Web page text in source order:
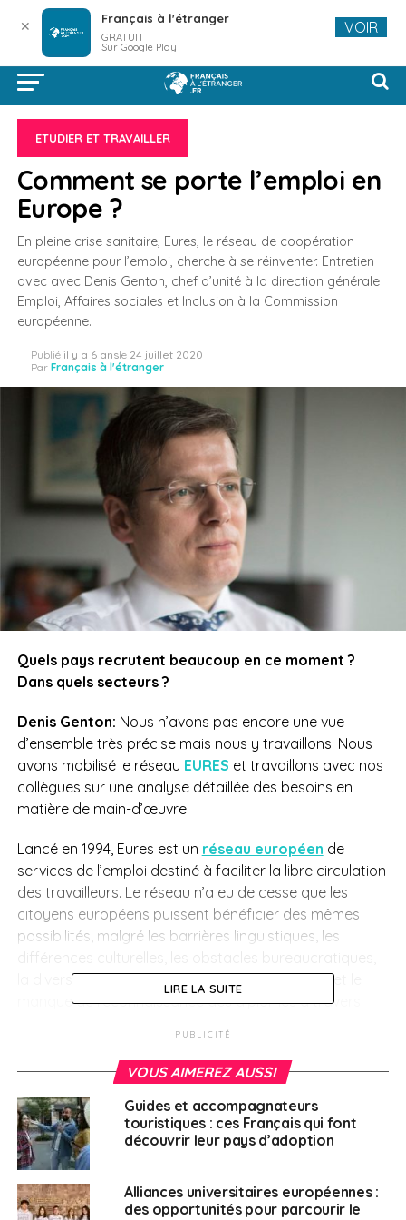
ETUDIER ET TRAVAILLER
Comment se porte l’emploi en
Europe ?
En pleine crise sanitaire, Eures, le réseau de coopération
européenne pour l’emploi, cherche à se réinventer. Entretien
avec avec Denis Genton, chef d’unité à la direction générale
Emploi, Affaires sociales et Inclusion à la Commission
européenne.
Publié il y a 6 ansle 24 juillet 2020
Par Français à l'étranger
Quels pays recrutent beaucoup en ce moment ?
Dans quels secteurs ?
Denis Genton: Nous n’avons pas encore une vue
d’ensemble très précise mais nous y travaillons. Nous
avons mobilisé le réseau EURES et travaillons avec nos
collègues sur une analyse détaillée des besoins en
matière de main-d’œuvre.
Lancé en 1994, Eures est un réseau européen de
services de l’emploi destiné à faciliter la libre circulation
des travailleurs. Le réseau n’a eu de cesse que les
citoyens européens puissent bénéficier des mêmes
possibilités, malgré les barrières linguistiques, les
la diversité des législations en matière d’emploi et le
manque de reconnaissance des diplômes à travers
Le coronavirus ne devrait pas changer
fondamentalement la donne : d’un côté les pays hôtes,
l’Allemagne, le Royaume Uni, l’Espagne, l’Italie et la
France, qui accueillent trois quarts des travailleurs
européens « mobiles », et de l’autre côté les pays
d’origine, la Roumanie, la Pologne, le Portugal, la
Bulgarie et l’Italie, d’où sont issusplus de 50%des
travailleurs « mobiles ». Les secteurs porteurs devraient
LIRE LA SUITE
PUBLICITÉ
VOUS AIMEREZ AUSSI
Guides et accompagnateurs
touristiques : ces Français qui font
découvrir leur pays d’adoption
Alliances universitaires européennes :
des opportunités pour parcourir le
✕ Français à l'étranger
GRATUIT
Sur Google Play
VOIR